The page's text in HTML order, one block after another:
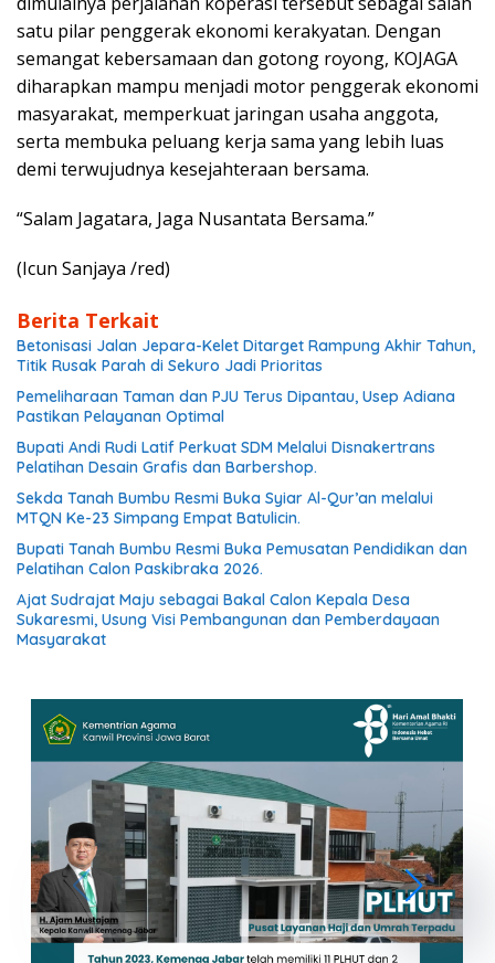
satu pilar penggerak ekonomi kerakyatan. Dengan
semangat kebersamaan dan gotong royong, KOJAGA
diharapkan mampu menjadi motor penggerak ekonomi
masyarakat, memperkuat jaringan usaha anggota,
serta membuka peluang kerja sama yang lebih luas
demi terwujudnya kesejahteraan bersama.
“Salam Jagatara, Jaga Nusantata Bersama.”
(Icun Sanjaya /red)
Berita Terkait
Betonisasi Jalan Jepara-Kelet Ditarget Rampung Akhir Tahun,
Titik Rusak Parah di Sekuro Jadi Prioritas
Pemeliharaan Taman dan PJU Terus Dipantau, Usep Adiana
Pastikan Pelayanan Optimal
Bupati Andi Rudi Latif Perkuat SDM Melalui Disnakertrans
Pelatihan Desain Grafis dan Barbershop.
Sekda Tanah Bumbu Resmi Buka Syiar Al-Qur’an melalui
MTQN Ke-23 Simpang Empat Batulicin.
Bupati Tanah Bumbu Resmi Buka Pemusatan Pendidikan dan
Pelatihan Calon Paskibraka 2026.
Ajat Sudrajat Maju sebagai Bakal Calon Kepala Desa
Sukaresmi, Usung Visi Pembangunan dan Pemberdayaan
Masyarakat